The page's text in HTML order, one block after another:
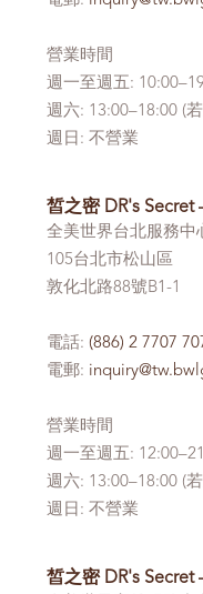
營業時間
週一至週五:
週六: 13:00–18:00 (
週日: 不營業
皙之密 DR's Secret
全美世界台北服務中
105台北市松山區
敦化北路88號B1-1
電話: (886) 2 7707
電郵:
營業時間
週一至週五:
週六: 13:00–18:00 (
週日: 不營業
皙之密 DR's Secret